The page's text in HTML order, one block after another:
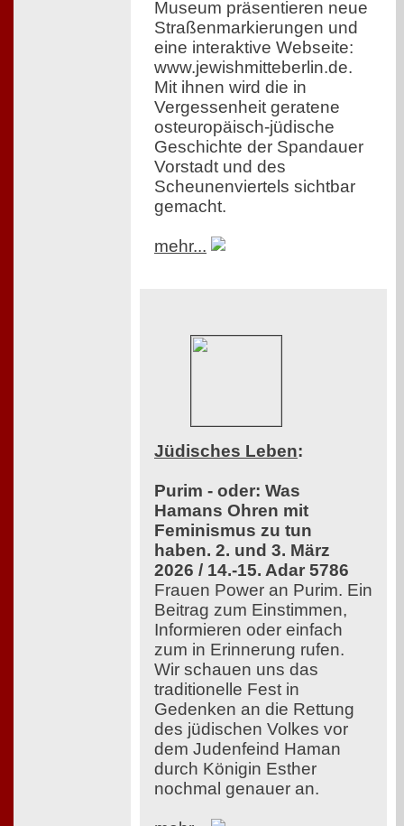
Museum präsentieren neue
Straßenmarkierungen und
eine interaktive Webseite:
www.jewishmitteberlin.de.
Mit ihnen wird die in
Vergessenheit geratene
osteuropäisch-jüdische
Geschichte der Spandauer
Vorstadt und des
Scheunenviertels sichtbar
gemacht.
mehr...
Jüdisches Leben:
Purim - oder: Was
Hamans Ohren mit
Feminismus zu tun
haben. 2. und 3. März
2026 / 14.-15. Adar 5786
Frauen Power an Purim. Ein
Beitrag zum Einstimmen,
Informieren oder einfach
zum in Erinnerung rufen.
Wir schauen uns das
traditionelle Fest in
Gedenken an die Rettung
des jüdischen Volkes vor
dem Judenfeind Haman
durch Königin Esther
nochmal genauer an.